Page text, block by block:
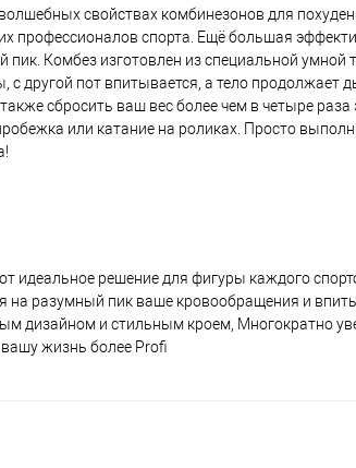
свойствах комбинезонов для
профессионалов спорта. Ещё большая
Комбез изготовлен из специальной умной
с другой пот впитывается, а тело
сбросить ваш вес более чем в четыре
или катание на роликах. Просто
идеальное решение для фигуры каждого
разумный пик ваше кровообращения и
дизайном и стильным кроем, Многократно
жизнь более Profi